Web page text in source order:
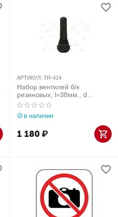
АРТИКУЛ: TR-414
Набор вентилей б/к
резиновых, l=38мм., d
отв.=11,3мм., 100шт
в наличии
1 180₽